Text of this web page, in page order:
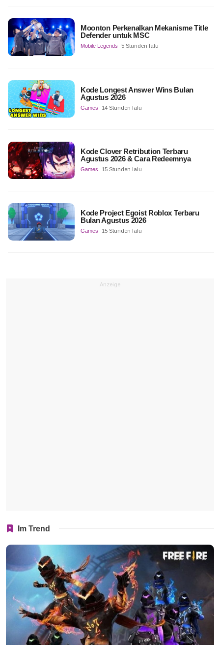
Moonton Perkenalkan Mekanisme Title
Defender untuk MSC
Mobile Legends 5 Stunden lalu
Kode Longest Answer Wins Bulan
Agustus 2026
Games 14 Stunden lalu
Kode Clover Retribution Terbaru
Agustus 2026 & Cara Redeemnya
Games 15 Stunden lalu
Kode Project Egoist Roblox Terbaru
Bulan Agustus 2026
Games 15 Stunden lalu
Anzeige
Im Trend